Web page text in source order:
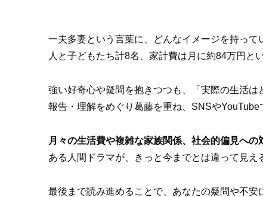
一夫多妻という言葉に、どんなイメージを持っ
人と子どもたち計8名、家計費は月に約84万円と
強い好奇心や疑問を抱きつつも、「実際の生活
報告・理解をめぐり葛藤を重ね、SNSやYouTube
月々の生活費や複雑な家族関係、社会的偏見へ
ある人間ドラマが、きっと今までとは違って見え
最後まで読み進めることで、あなたの疑問や不安